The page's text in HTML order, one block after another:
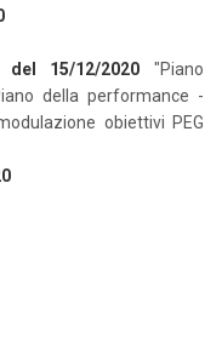
del 15/12/2020 "Piano
della performance -
obiettivi PEG